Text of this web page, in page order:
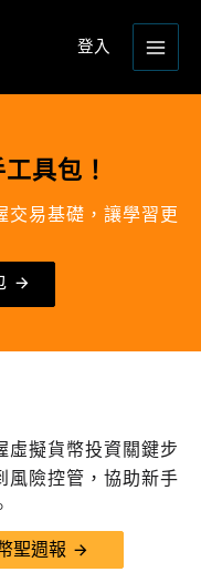
登入
Main
Menu
具包！
交易基礎，讓學習更
虛擬貨幣投資關鍵步
風險控管，協助新手
聖週報